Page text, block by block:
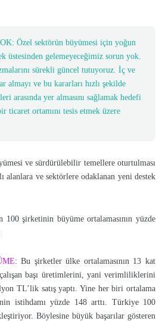
Özel sektörün büyümesi için yoğun
üstesinden gelemeyeceğimiz sorun yok.
sürekli güncel tutuyoruz. İç ve
almayı ve bu kararları hızlı şekilde
arasında yer almasını sağlamak hedefi
ortamını tesis etmek üzere
ve sürdürülebilir temellere oturtulması
alanlara ve sektörlere odaklanan yeni destek
100 şirketinin büyüme ortalamasının yüzde
: Bu şirketler ülke ortalamasının 13 kat
başı üretimlerini, yani verimliliklerini
TL’lik satış yaptı. Yine her biri ortalama
istihdamı yüzde 148 arttı. Türkiye 100
Böylesine büyük başarılar gösteren